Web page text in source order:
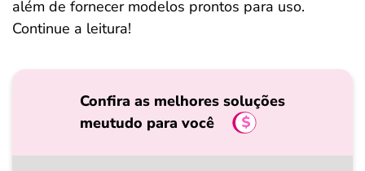
além de fornecer modelos prontos para uso.
Continue a leitura!
Confira as melhores soluções
meutudo para você